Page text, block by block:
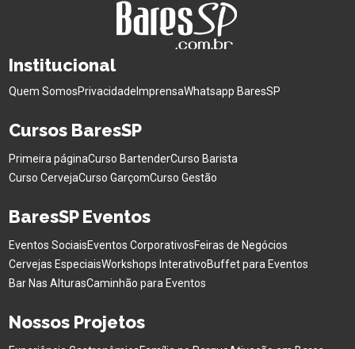
Institucional
Quem SomosPrivacidade ImprensaWhatsapp BaresSP
Cursos BaresSP
Primeira páginaCurso BartenderCurso Barista
Curso CervejaCurso GarçomCurso Gestão
BaresSP Eventos
Eventos SociaisEventos CorporativosFeiras de Negócios
Cervejas EspeciaisWorkshops InterativoBuffet para Eventos
Bar Nas AlturasCaminhão para Eventos
Nossos Projetos